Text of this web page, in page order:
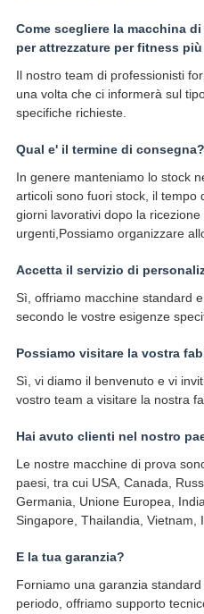
Come scegliere la macchina
per attrezzature per fitness
Il nostro team di professionisti
una volta che ci informerà sul
specifiche richieste.
Qual e' il termine di consegna?
In genere manteniamo lo stock
articoli sono fuori stock, il tempo
giorni lavorativi dopo la
urgenti,Possiamo organizzare
Accetta il servizio di
Sì, offriamo macchine standard
secondo le vostre esigenze
Possiamo visitare la vostra
Sì, vi diamo il benvenuto e vi
vostro team a visitare la nostra
Hai avuto clienti nel nostro
Le nostre macchine di prova
paesi, tra cui USA, Canada,
Germania, Unione Europea,
Singapore, Thailandia, Vietnam,
E la tua garanzia?
Forniamo una garanzia
periodo, offriamo supporto